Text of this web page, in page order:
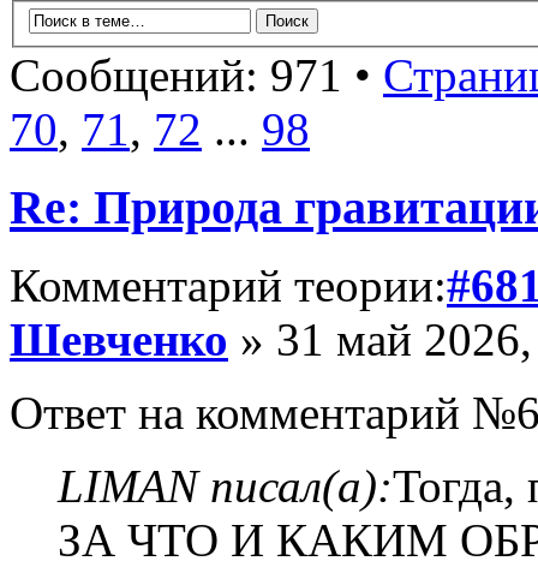
Сообщений: 971 •
70, 71, 72 ... 98
Re: Природа
Комментарий теории:
Шевченко » 31 май
Ответ на комментарий
LIMAN писал(а):
ЗА ЧТО И КАКИМ